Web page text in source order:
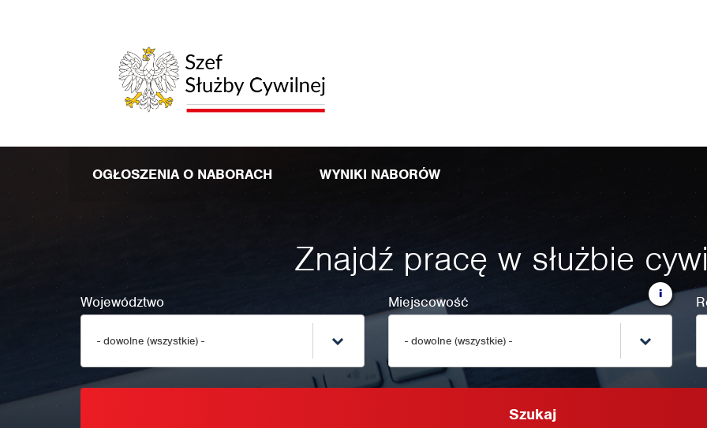
OGŁOSZENIA O NABORACH WYNIKI NABORÓW
Znajdź pracę w służbie
Województwo
- dowolne (wszystkie) -
Miejscowość
- dowolne (wszystkie) -
i
Szukaj